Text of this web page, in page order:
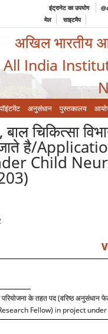
इंट्रानेट का उपयोग
मेल
साइटमैप
अखिल भारतीय
All India
अनुसंधान पुस्तकालय
बाल चिकित्सा
है/
Child
में परियोजना के तहत पद (वरिष्ठ
Fellow) in project